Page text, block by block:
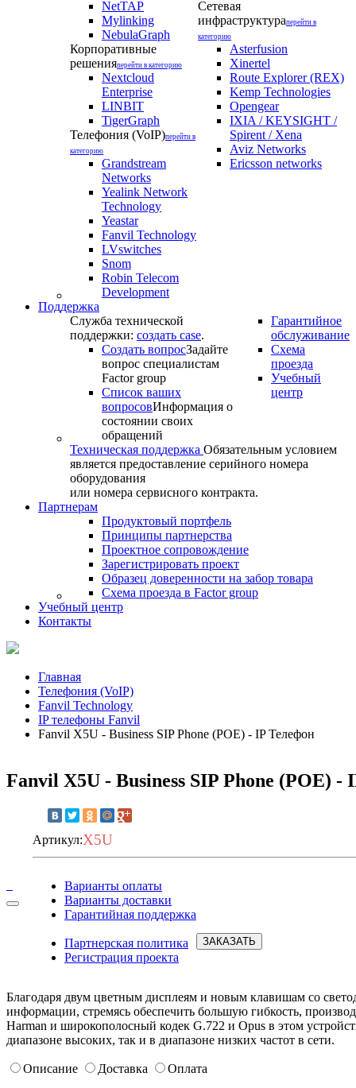
NetTAP
Mylinking
NebulaGraph
Корпоративные
решенияперейти в категорию
Nextcloud
Enterprise
LINBIT
TigerGraph
Телефония (VoIP)перейти в
категорию
Grandstream
Networks
Yealink Network
Technology
Yeastar
Fanvil Technology
LVswitches
Snom
Robin Telecom
Development
Сетевая
инфраструктураперейти в
категорию
Asterfusion
Xinertel
Route Explorer (REX)
Kemp Technologies
Opengear
IXIA / KEYSIGHT /
Spirent / Xena
Aviz Networks
Ericsson networks
Поддержка
Служба технической
поддержки: создать case.
Создать вопросЗадайте
вопрос специалистам
Factor group
Список ваших
вопросовИнформация о
состоянии своих
обращений
Гарантийное
обслуживание
Схема
проезда
Учебный
центр
Техническая поддержка Обязательным условием
является предоставление серийного номера
оборудования
или номера сервисного контракта.
Партнерам
Продуктовый портфель
Принципы партнерства
Проектное сопровождение
Зарегистрировать проект
Образец доверенности на забор товара
Схема проезда в Factor group
Учебный центр
Контакты
Главная
Телефония (VoIP)
Fanvil Technology
IP телефоны Fanvil
Fanvil X5U - Business SIP Phone (POE) - IP Телефон
Fanvil X5U - Business SIP Phone (POE) -
Артикул:X5U
Варианты оплаты
Варианты доставки
Гарантийная поддержка
Партнерская политика
Регистрация проекта
ЗАКАЗАТЬ
Благодаря двум цветным дисплеям и новым клавишам со
информации, стремясь обеспечить большую гибкость,
Harman и широкополосный кодек G.722 и Opus в этом
диапазоне высоких, так и в диапазоне низких частот в сети.
Описание Доставка
Оплата